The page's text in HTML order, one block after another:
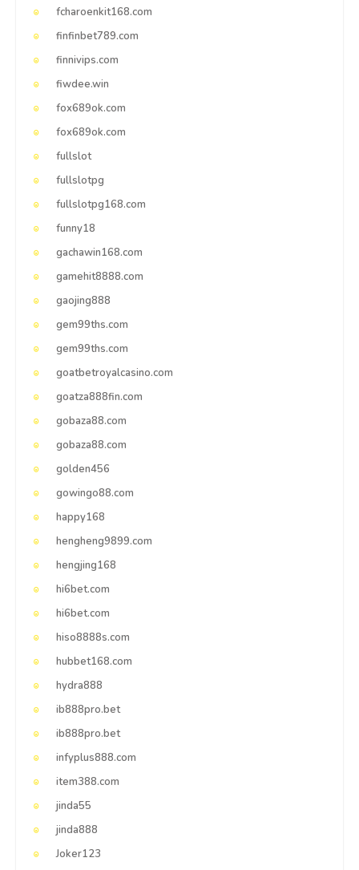
fcharoenkit168.com
finfinbet789.com
finnivips.com
fiwdee.win
fox689ok.com
fox689ok.com
fullslot
fullslotpg
fullslotpg168.com
funny18
gachawin168.com
gamehit8888.com
gaojing888
gem99ths.com
gem99ths.com
goatbetroyalcasino.com
goatza888fin.com
gobaza88.com
gobaza88.com
golden456
gowingo88.com
happy168
hengheng9899.com
hengjing168
hi6bet.com
hi6bet.com
hiso8888s.com
hubbet168.com
hydra888
ib888pro.bet
ib888pro.bet
infyplus888.com
item388.com
jinda55
jinda888
Joker123